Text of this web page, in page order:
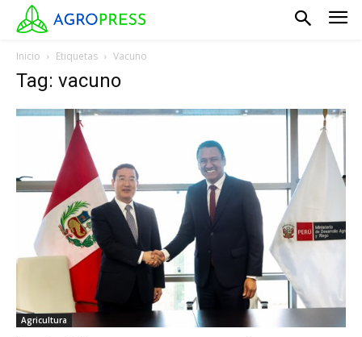
Inicio Etiquetas Vacuno
Tag: vacuno
Agricultura